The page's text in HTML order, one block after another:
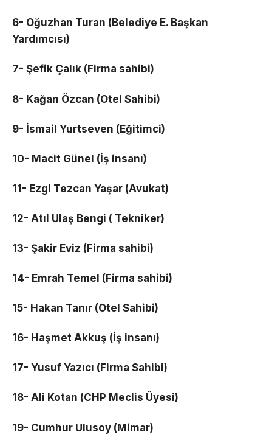
6- Oğuzhan Turan (Belediye E. Başkan
Yardımcısı)
7- Şefik Çalık (Firma sahibi)
8- Kağan Özcan (Otel Sahibi)
9- İsmail Yurtseven (Eğitimci)
10- Macit Günel (İş insanı)
11- Ezgi Tezcan Yaşar (Avukat)
12- Atıl Ulaş Bengi ( Tekniker)
13- Şakir Eviz (Firma sahibi)
14- Emrah Temel (Firma sahibi)
15- Hakan Tanır (Otel Sahibi)
16- Haşmet Akkuş (İş insanı)
17- Yusuf Yazıcı (Firma Sahibi)
18- Ali Kotan (CHP Meclis Üyesi)
19- Cumhur Ulusoy (Mimar)